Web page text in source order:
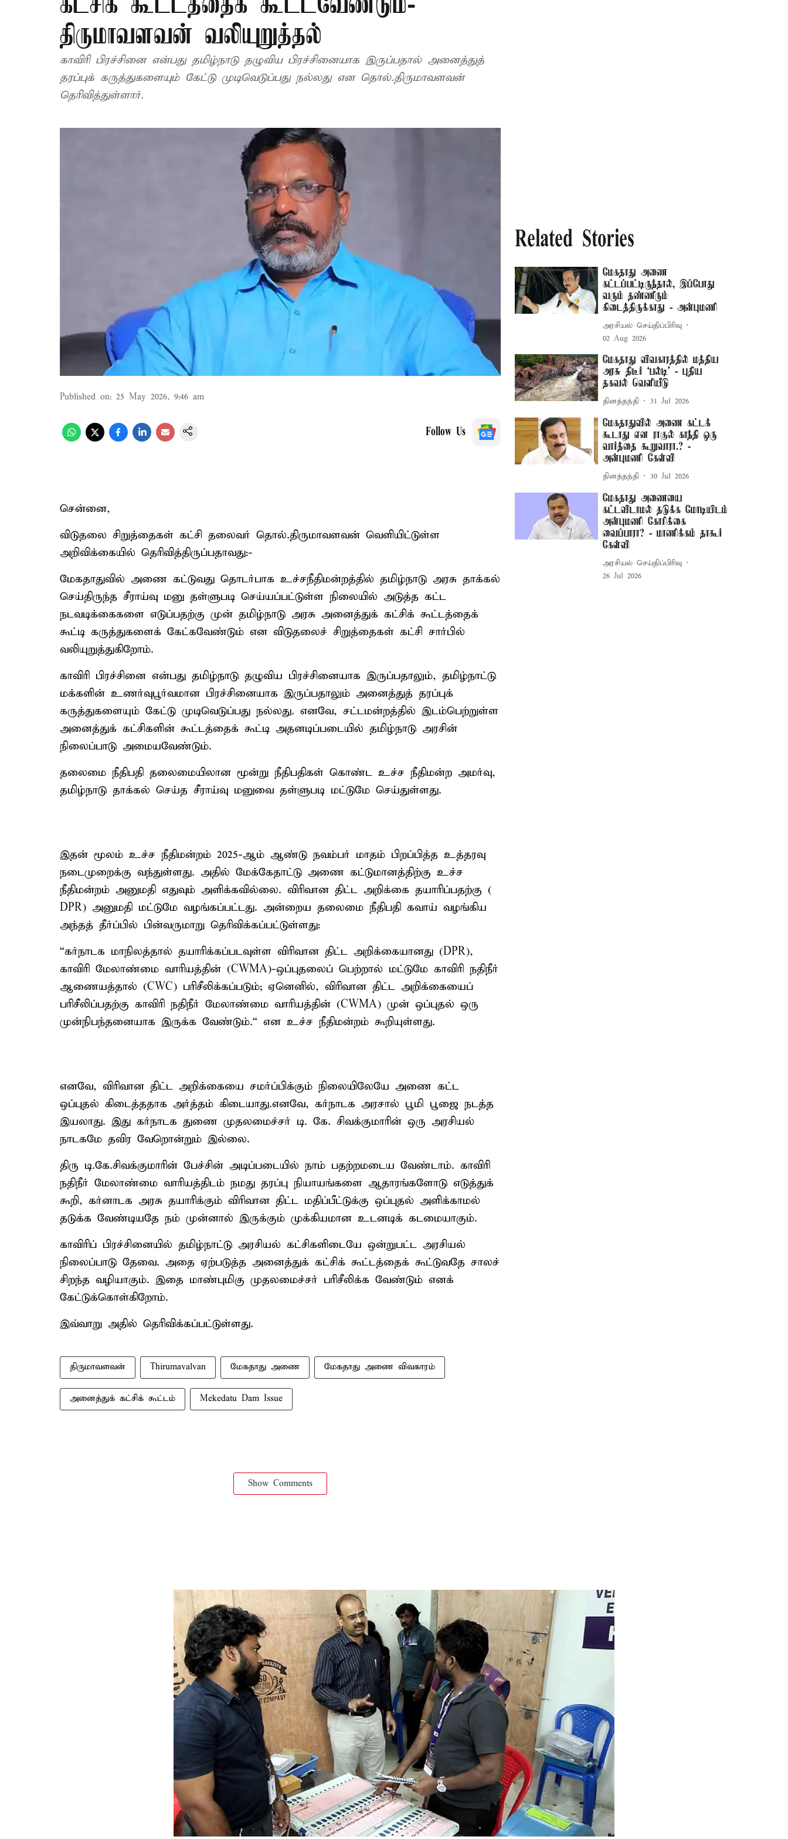
திருமாவளவன் வலியுறுத்தல்
காவிரி பிரச்சினை என்பது தமிழ்நாடு தழுவிய பிரச்சினையாக இருப்பதால் அனைத்துத்
தரப்புக் கருத்துகளையும் கேட்டு முடிவெடுப்பது நல்லது என தொல்.திருமாவளவன்
தெரிவித்துள்ளார்.
Published on: 25 May 2026, 9:46 am
Follow Us
சென்னை,
விடுதலை சிறுத்தைகள் கட்சி தலைவர் தொல்.திருமாவளவன் வெளியிட்டுள்ள
அறிவிக்கையில் தெரிவித்திருப்பதாவது:-
மேகதாதுவில் அணை கட்டுவது தொடர்பாக உச்சநீதிமன்றத்தில் தமிழ்நாடு அரசு தாக்கல்
செய்திருந்த சீராய்வு மனு தள்ளுபடி செய்யப்பட்டுள்ள நிலையில் அடுத்த கட்ட
நடவடிக்கைகளை எடுப்பதற்கு முன் தமிழ்நாடு அரசு அனைத்துக் கட்சிக் கூட்டத்தைக்
கூட்டி கருத்துகளைக் கேட்கவேண்டும் என விடுதலைச் சிறுத்தைகள் கட்சி சார்பில்
வலியுறுத்துகிறோம்.
காவிரி பிரச்சினை என்பது தமிழ்நாடு தழுவிய பிரச்சினையாக இருப்பதாலும், தமிழ்நாட்டு
மக்களின் உணர்வுபூர்வமான பிரச்சினையாக இருப்பதாலும் அனைத்துத் தரப்புக்
கருத்துகளையும் கேட்டு முடிவெடுப்பது நல்லது. எனவே, சட்டமன்றத்தில் இடம்பெற்றுள்ள
அனைத்துக் கட்சிகளின் கூட்டத்தைக் கூட்டி அதனடிப்படையில் தமிழ்நாடு அரசின்
நிலைப்பாடு அமையவேண்டும்.
தலைமை நீதிபதி தலைமையிலான மூன்று நீதிபதிகள் கொண்ட உச்ச நீதிமன்ற அமர்வு,
தமிழ்நாடு தாக்கல் செய்த சீராய்வு மனுவை தள்ளுபடி மட்டுமே செய்துள்ளது.
இதன் மூலம் உச்ச நீதிமன்றம் 2025-ஆம் ஆண்டு நவம்பர் மாதம் பிறப்பித்த உத்தரவு
நடைமுறைக்கு வந்துள்ளது. அதில் மேக்கேதாட்டு அணை கட்டுமானத்திற்கு உச்ச
நீதிமன்றம் அனுமதி எதுவும் அளிக்கவில்லை. விரிவான திட்ட அறிக்கை தயாரிப்பதற்கு (
DPR) அனுமதி மட்டுமே வழங்கப்பட்டது. அன்றைய தலைமை நீதிபதி கவாய் வழங்கிய
அந்தத் தீர்ப்பில் பின்வருமாறு தெரிவிக்கப்பட்டுள்ளது:
“கர்நாடக மாநிலத்தால் தயாரிக்கப்படவுள்ள விரிவான திட்ட அறிக்கையானது (DPR),
காவிரி மேலாண்மை வாரியத்தின் (CWMA)-ஒப்புதலைப் பெற்றால் மட்டுமே காவிரி நதிநீர்
ஆணையத்தால் (CWC) பரிசீலிக்கப்படும்; ஏனெனில், விரிவான திட்ட அறிக்கையைப்
பரிசீலிப்பதற்கு காவிரி நதிநீர் மேலாண்மை வாரியத்தின் (CWMA) முன் ஒப்புதல் ஒரு
முன்நிபந்தனையாக இருக்க வேண்டும்.“ என உச்ச நீதிமன்றம் கூறியுள்ளது.
எனவே, விரிவான திட்ட அறிக்கையை சமர்ப்பிக்கும் நிலையிலேயே அணை கட்ட
ஒப்புதல் கிடைத்ததாக அர்த்தம் கிடையாது.எனவே, கர்நாடக அரசால் பூமி பூஜை நடத்த
இயலாது. இது கர்நாடக துணை முதலமைச்சர் டி. கே. சிவக்குமாரின் ஒரு அரசியல்
நாடகமே தவிர வேறொன்றும் இல்லை.
திரு டி.கே.சிவக்குமாரின் பேச்சின் அடிப்படையில் நாம் பதற்றமடைய வேண்டாம். காவிரி
நதிநீர் மேலாண்மை வாரியத்திடம் நமது தரப்பு நியாயங்களை ஆதாரங்களோடு எடுத்துக்
கூறி, கர்னாடக அரசு தயாரிக்கும் விரிவான திட்ட மதிப்பீட்டுக்கு ஒப்புதல் அளிக்காமல்
தடுக்க வேண்டியதே நம் முன்னால் இருக்கும் முக்கியமான உடனடிக் கடமையாகும்.
காவிரிப் பிரச்சினையில் தமிழ்நாட்டு அரசியல் கட்சிகளிடையே ஒன்றுபட்ட அரசியல்
நிலைப்பாடு தேவை. அதை ஏற்படுத்த அனைத்துக் கட்சிக் கூட்டத்தைக் கூட்டுவதே சாலச்
சிறந்த வழியாகும். இதை மாண்புமிகு முதலமைச்சர் பரிசீலிக்க வேண்டும் எனக்
கேட்டுக்கொள்கிறோம்.
இவ்வாறு அதில் தெரிவிக்கப்பட்டுள்ளது.
திருமாவளவன் Thirumavalvan மேகதாது அணை மேகதாது அணை விவகாரம்
அனைத்துக் கட்சிக் கூட்டம் Mekedatu Dam Issue
Show Comments
Related Stories
மேகதாது அணை
கட்டப்பட்டிருந்தால், இப்போது
வரும் தண்ணீரும்
கிடைத்திருக்காது - அன்புமணி
அரசியல் செய்திப்பிரிவு
02 Aug 2026
மேகதாது விவகாரத்தில் மத்திய
அரசு திடீர் ‘பல்டி’ - புதிய
தகவல் வெளியீடு
தினத்தந்தி 31 Jul 2026
மேகதாதுவில் அணை கட்டக்
கூடாது என ராகுல் காந்தி ஒரு
வார்த்தை கூறுவாரா.? -
அன்புமணி கேள்வி
தினத்தந்தி 30 Jul 2026
மேகதாது அணையை
கட்டவிடாமல் தடுக்க மோடியிடம்
அன்புமணி கோரிக்கை
வைப்பாரா? - மாணிக்கம் தாகூர்
கேள்வி
அரசியல் செய்திப்பிரிவு
26 Jul 2026